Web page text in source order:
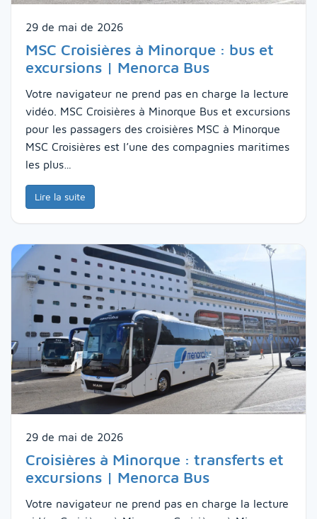
29 de mai de 2026
MSC Croisières à Minorque : bus et
excursions | Menorca Bus
Votre navigateur ne prend pas en charge la lecture
vidéo. MSC Croisières à Minorque Bus et excursions
pour les passagers des croisières MSC à Minorque
MSC Croisières est l’une des compagnies maritimes
les plus…
Lire la suite
29 de mai de 2026
Croisières à Minorque : transferts et
excursions | Menorca Bus
Votre navigateur ne prend pas en charge la lecture